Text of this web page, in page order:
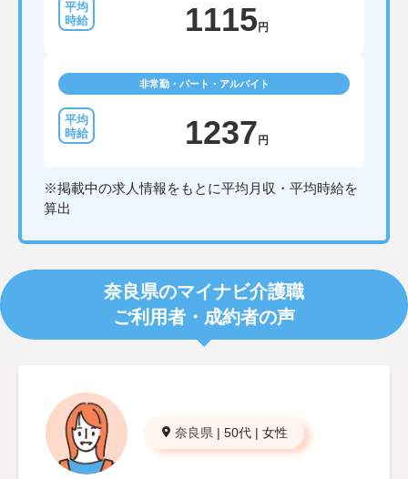
1115 円
非常勤・パート・アルバイト
1237 円
※掲載中の求人情報をもとに平均月収・平均時給を
算出
奈良県のマイナビ介護職
ご利用者・成約者の声
奈良県 | 50代 | 女性